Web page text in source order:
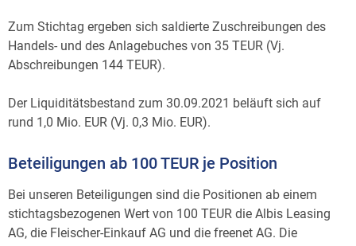
Zum Stichtag ergeben sich saldierte Zuschreibungen des
Handels- und des Anlagebuches von 35 TEUR (Vj.
Abschreibungen 144 TEUR).
Der Liquiditätsbestand zum 30.09.2021 beläuft sich auf
rund 1,0 Mio. EUR (Vj. 0,3 Mio. EUR).
Beteiligungen ab 100 TEUR je Position
Bei unseren Beteiligungen sind die Positionen ab einem
stichtagsbezogenen Wert von 100 TEUR die Albis Leasing
AG, die Fleischer-Einkauf AG und die freenet AG. Die